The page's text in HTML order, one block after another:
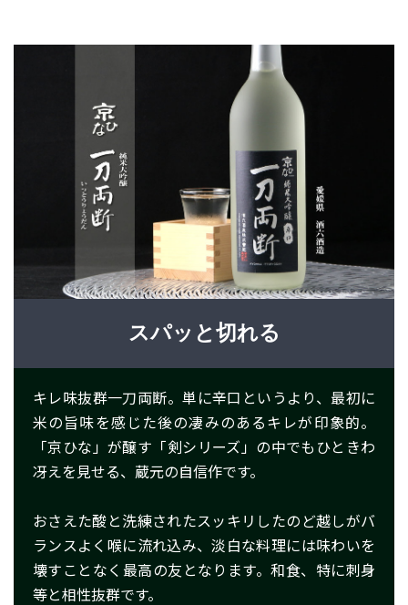
スパッと切れる
キレ味抜群一刀両断。単に辛口というより、最初に
米の旨味を感じた後の凄みのあるキレが印象的。
「京ひな」が醸す「剣シリーズ」の中でもひときわ
冴えを見せる、蔵元の自信作です。
おさえた酸と洗練されたスッキリしたのど越しがバ
ランスよく喉に流れ込み、淡白な料理には味わいを
壊すことなく最高の友となります。和食、特に刺身
等と相性抜群です。